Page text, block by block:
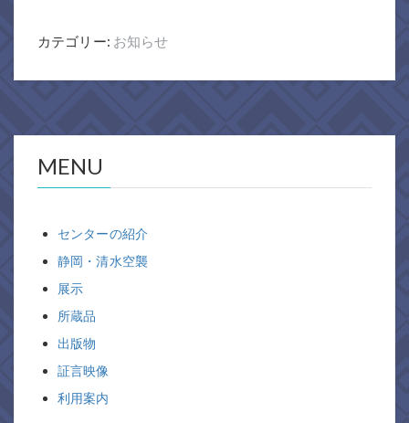
カテゴリー: お知らせ
MENU
センターの紹介
静岡・清水空襲
展示
所蔵品
出版物
証言映像
利用案内